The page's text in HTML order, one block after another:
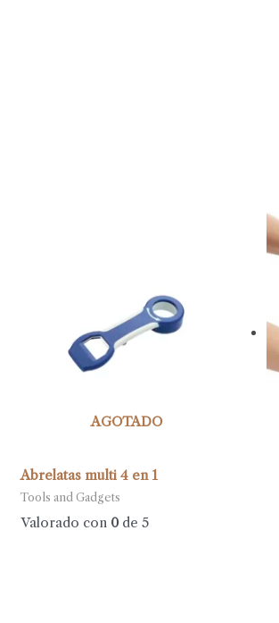
AGOTADO
Abrelatas multi 4 en 1
Tools and Gadgets
Valorado con 0de 5